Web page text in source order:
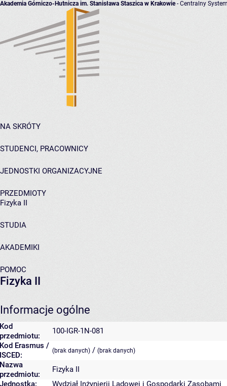
Akademia Górniczo-Hutnicza im. Stanisława Staszica w Krakowie- Centralny
NA SKRÓTY
STUDENCI, PRACOWNICY
JEDNOSTKI ORGANIZACYJNE
PRZEDMIOTY
Fizyka II
STUDIA
AKADEMIKI
POMOC
Fizyka II
Informacje ogólne
Kod
przedmiotu:
100-IGR-1N-081
Kod Erasmus /
ISCED:
(brak danych) / (brak danych)
Nazwa
przedmiotu:
Fizyka II
Jednostka:
Wydział Inżynierii Lądowej i Gospodarki Zasobami